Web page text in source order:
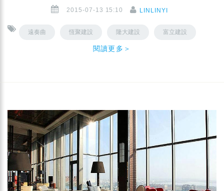
2015-07-13 15:10 LINLINYI
遠奏曲 恆聚建設 隆大建設 富立建設
閱讀更多＞